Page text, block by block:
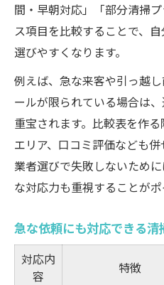
間・早朝対応」「部分清掃
ス項目を比較することで、
選びやすくなります。
例えば、急な来客や引っ越
ールが限られている場合は
重宝されます。比較表を作
エリア、口コミ評価なども併
業者選びで失敗しないため
な対応力も重視することがポ
急な依頼にも対応できる清
対応内
容
特徴